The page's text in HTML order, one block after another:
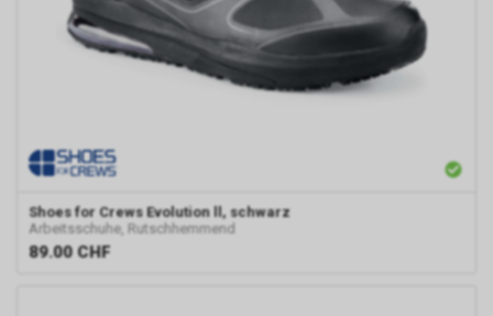
Shoes for Crews Evolution ll, schwarz
Arbeitsschuhe, Rutschhemmend
89.00 CHF